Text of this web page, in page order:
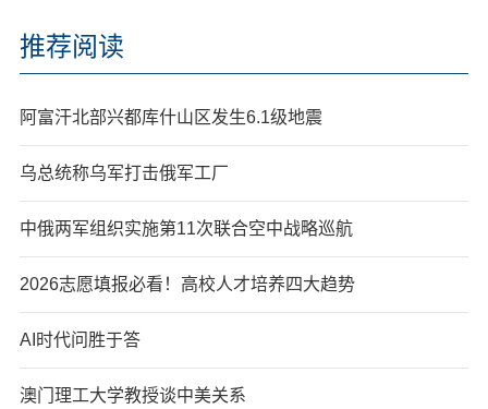
推荐阅读
阿富汗北部兴都库什山区发生6.1级地震
乌总统称乌军打击俄军工厂
中俄两军组织实施第11次联合空中战略巡航
2026志愿填报必看！高校人才培养四大趋势
AI时代问胜于答
澳门理工大学教授谈中美关系